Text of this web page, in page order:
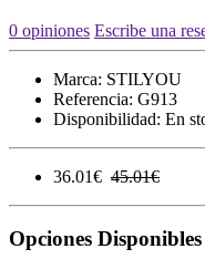
0 opiniones Escribe una
Marca: STILYOU
Referencia: G913
Disponibilidad: En
36.01€ 45.01€
Opciones Disponibles